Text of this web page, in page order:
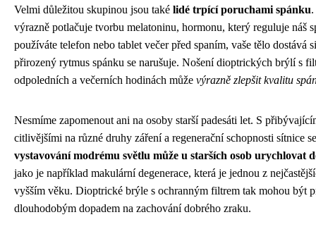
Velmi důležitou skupinou jsou také lidé trpící poruchami spánku
výrazně potlačuje tvorbu melatoninu, hormonu, který reguluje náš
používáte telefon nebo tablet večer před spaním, vaše tělo dostává
přirozený rytmus spánku se narušuje. Nošení dioptrických brýlí s
odpoledních a večerních hodinách může výrazně zlepšit kvalitu
Nesmíme zapomenout ani na osoby starší padesáti let. S
citlivějšími na různé druhy záření a regenerační schopnosti sítnice
vystavování modrému světlu může u starších osob urychlovat
jako je například makulární degenerace, která je jednou z
vyšším věku. Dioptrické brýle s ochranným filtrem tak mohou být
dlouhodobým dopadem na zachování dobrého zraku.